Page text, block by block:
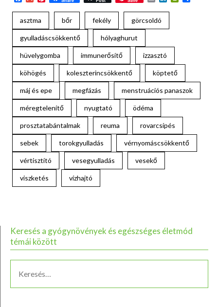
asztma bőr fekély görcsoldó
gyulladáscsökkentő hólyaghurut
hüvelygomba immunerősítő izzasztó
köhögés koleszterincsökkentő köptető
máj és epe megfázás menstruációs panaszok
méregtelenítő nyugtató ödéma
prosztatabántalmak reuma rovarcsípés
sebek torokgyulladás vérnyomáscsökkentő
vértisztító vesegyulladás vesekő
viszketés vízhajtó
Keresés a gyógynövények és egészséges életmód
témái között